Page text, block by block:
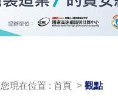
您現在位置 : 首頁 > 觀點